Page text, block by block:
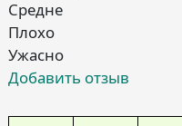
Средне
Плохо
Ужасно
Добавить отзыв